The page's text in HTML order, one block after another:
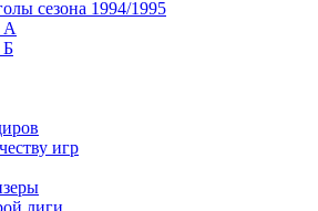
сезона 1994/1995
А
Б
игр
лиги